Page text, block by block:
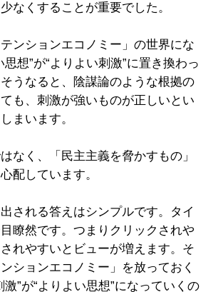
なくすることが重要でした。
ンションエコノミー」の世界にな
思想”が“よりよい刺激”に置き換わっ
うなると、陰謀論のような根拠の
も、刺激が強いものが正しいとい
まいます。
なく、「民主主義を脅かすもの」
配しています。
される答えはシンプルです。タイ
目瞭然です。つまりクリックされや
れやすいとビューが増えます。そ
ションエコノミー」を放っておく
激”が“よりよい思想”になっていくの